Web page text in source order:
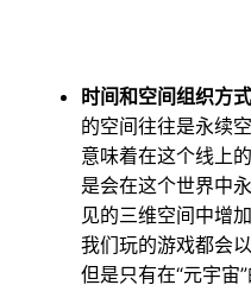
时间和空间组织方式
的空间往往是永续
意味着在这个线上
是会在这个世界中
见的三维空间中增
我们玩的游戏都会
但是只有在“元宇宙